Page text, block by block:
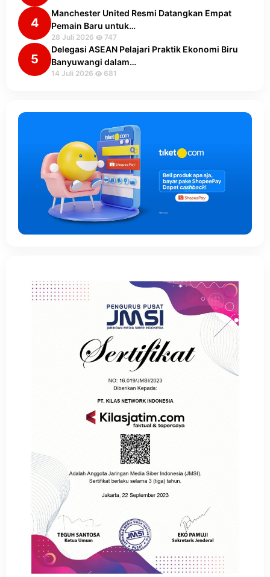
4
Manchester United Resmi Datangkan Empat
Pemain Baru untuk…
28 Juli 2026 747
5
Delegasi ASEAN Pelajari Praktik Ekonomi Biru
Banyuwangi dalam…
14 Juli 2026 681